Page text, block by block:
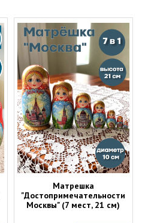
Матрешка
"Достопримечательности
Москвы" (7 мест, 21 см)